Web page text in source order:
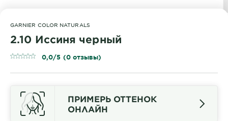
GARNIER COLOR NATURALS
2.10 Иссиня черный
0,0/5 (0 отзывы)
ПРИМЕРЬ ОТТЕНОК
ОНЛАЙН